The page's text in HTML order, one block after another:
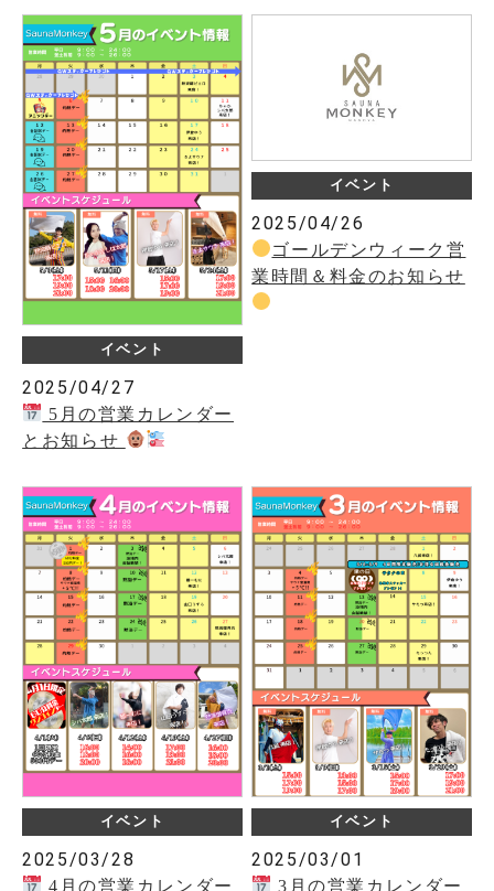
イベント
2025/04/27
5月の営業カレンダー
とお知らせ
イベント
2025/04/26
ゴールデンウィーク営
業時間＆料金のお知らせ
イベント
2025/03/28
4月の営業カレンダー
イベント
2025/03/01
3月の営業カレンダー